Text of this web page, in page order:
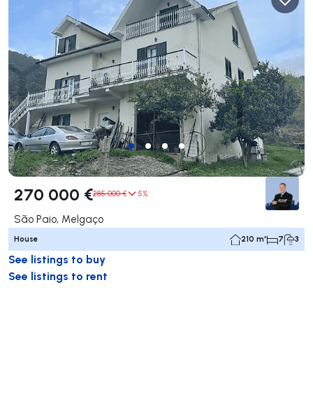
270 000 €285 000 € 5%
São Paio, Melgaço
House 210 m² 7 3
See listings to buy
See listings to rent